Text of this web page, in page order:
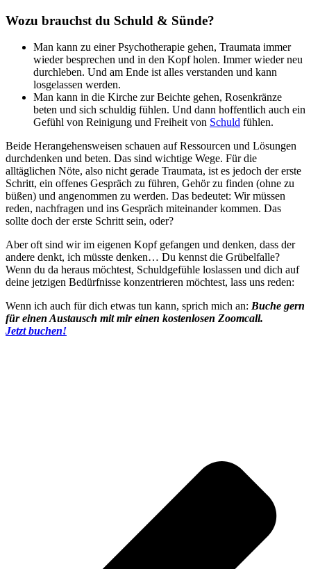
Wozu brauchst du Schuld & Sünde?
Man kann zu einer Psychotherapie gehen, Traumata immer
wieder besprechen und in den Kopf holen. Immer wieder neu
durchleben. Und am Ende ist alles verstanden und kann
losgelassen werden.
Man kann in die Kirche zur Beichte gehen, Rosenkränze
beten und sich schuldig fühlen. Und dann hoffentlich auch ein
Gefühl von Reinigung und Freiheit von Schuld fühlen.
Beide Herangehensweisen schauen auf Ressourcen und Lösungen
durchdenken und beten. Das sind wichtige Wege. Für die
alltäglichen Nöte, also nicht gerade Traumata, ist es jedoch der erste
Schritt, ein offenes Gespräch zu führen, Gehör zu finden (ohne zu
büßen) und angenommen zu werden. Das bedeutet: Wir müssen
reden, nachfragen und ins Gespräch miteinander kommen. Das
sollte doch der erste Schritt sein, oder?
Aber oft sind wir im eigenen Kopf gefangen und denken, dass der
andere denkt, ich müsste denken… Du kennst die Grübelfalle?
Wenn du da heraus möchtest, Schuldgefühle loslassen und dich auf
deine jetzigen Bedürfnisse konzentrieren möchtest, lass uns reden:
Wenn ich auch für dich etwas tun kann, sprich mich an: Buche gern
für einen Austausch mit mir einen kostenlosen Zoomcall.
Jetzt buchen!